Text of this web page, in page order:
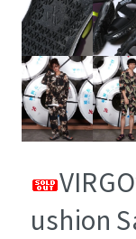
ushion